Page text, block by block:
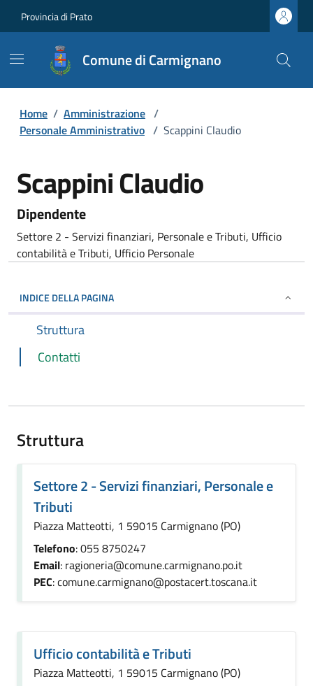
Provincia di Prato
Comune di Carmignano
Home / Amministrazione /
Personale Amministrativo / Scappini Claudio
Scappini Claudio
Dipendente
Settore 2 - Servizi finanziari, Personale e Tributi, Ufficio
contabilità e Tributi, Ufficio Personale
INDICE DELLA PAGINA
Struttura
Contatti
Struttura
Settore 2 - Servizi finanziari, Personale e
Tributi
Piazza Matteotti, 1 59015 Carmignano (PO)
Telefono: 055 8750247
Email: ragioneria@comune.carmignano.po.it
PEC: comune.carmignano@postacert.toscana.it
Ufficio contabilità e Tributi
Piazza Matteotti, 1 59015 Carmignano (PO)